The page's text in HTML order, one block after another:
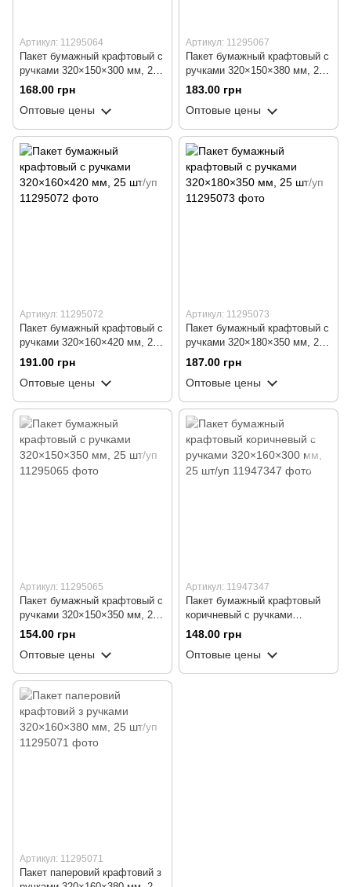
Артикул: 11295064
Пакет бумажный крафтовый с
ручками 320×150×300 мм, 25
шт/уп
168.00 грн
Оптовые цены
Артикул: 11295067
Пакет бумажный крафтовый с
ручками 320×150×380 мм, 25
шт/уп
183.00 грн
Оптовые цены
Артикул: 11295072
Пакет бумажный крафтовый с
ручками 320×160×420 мм, 25
шт/уп
191.00 грн
Оптовые цены
Артикул: 11295073
Пакет бумажный крафтовый с
ручками 320×180×350 мм, 25
шт/уп
187.00 грн
Оптовые цены
Артикул: 11295065
Пакет бумажный крафтовый с
ручками 320×150×350 мм, 25
шт/уп
154.00 грн
Оптовые цены
Артикул: 11947347
Пакет бумажный крафтовый
коричневый с ручками
320×160×300 мм, 25 шт/уп
148.00 грн
Оптовые цены
Артикул: 11295071
Пакет паперовий крафтовий з